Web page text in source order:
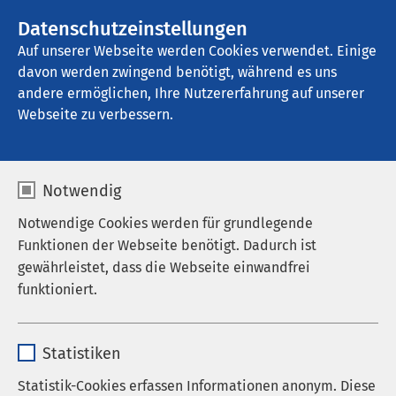
Datenschutzeinstellungen
Auf unserer Webseite werden Cookies verwendet. Einige
davon werden zwingend benötigt, während es uns
andere ermöglichen, Ihre Nutzererfahrung auf unserer
Webseite zu verbessern.
Notwendig
Notwendige Cookies werden für grundlegende
Funktionen der Webseite benötigt. Dadurch ist
gewährleistet, dass die Webseite einwandfrei
funktioniert.
Anbieter sgalinski
Statistiken
Statistik-Cookies erfassen Informationen anonym. Diese
AMEOS Seeklinikum Brunnen - Ambulante
Dienste
Sprechzeiten